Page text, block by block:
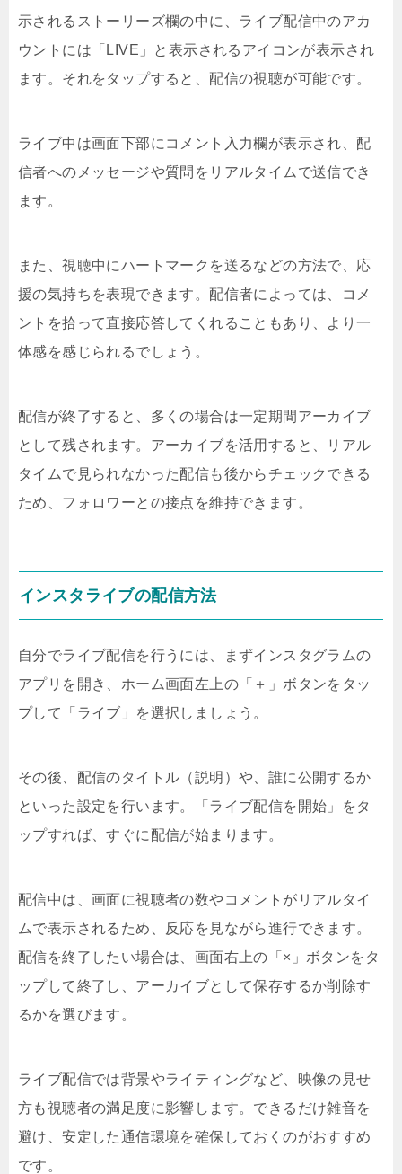
示されるストーリーズ欄の中に、ライブ配信中のアカ
ウントには「LIVE」と表示されるアイコンが表示され
ます。それをタップすると、配信の視聴が可能です。
ライブ中は画面下部にコメント入力欄が表示され、配
信者へのメッセージや質問をリアルタイムで送信でき
ます。
また、視聴中にハートマークを送るなどの方法で、応
援の気持ちを表現できます。配信者によっては、コメ
ントを拾って直接応答してくれることもあり、より一
体感を感じられるでしょう。
配信が終了すると、多くの場合は一定期間アーカイブ
として残されます。アーカイブを活用すると、リアル
タイムで見られなかった配信も後からチェックできる
ため、フォロワーとの接点を維持できます。
インスタライブの配信方法
自分でライブ配信を行うには、まずインスタグラムの
アプリを開き、ホーム画面左上の「＋」ボタンをタッ
プして「ライブ」を選択しましょう。
その後、配信のタイトル（説明）や、誰に公開するか
といった設定を行います。「ライブ配信を開始」をタ
ップすれば、すぐに配信が始まります。
配信中は、画面に視聴者の数やコメントがリアルタイ
ムで表示されるため、反応を見ながら進行できます。
配信を終了したい場合は、画面右上の「×」ボタンをタ
ップして終了し、アーカイブとして保存するか削除す
るかを選びます。
ライブ配信では背景やライティングなど、映像の見せ
方も視聴者の満足度に影響します。できるだけ雑音を
避け、安定した通信環境を確保しておくのがおすすめ
です。